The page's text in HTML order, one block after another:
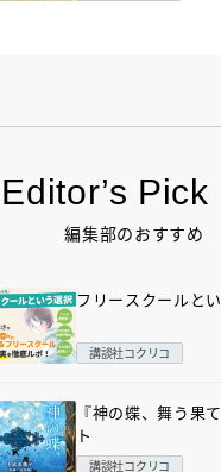
Editor’s Pick
編集部のおすすめ
フリースクールと
講談社コクリコ
『神の蝶、舞う果
ト
講談社コクリコ